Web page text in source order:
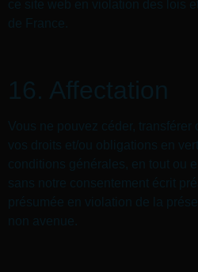
ce site web en violation des lois
de France.
16. Affectation
Vous ne pouvez céder, transférer
vos droits et/ou obligations en
conditions générales, en tout ou
sans notre consentement écrit
présumée en violation de la
non avenue.